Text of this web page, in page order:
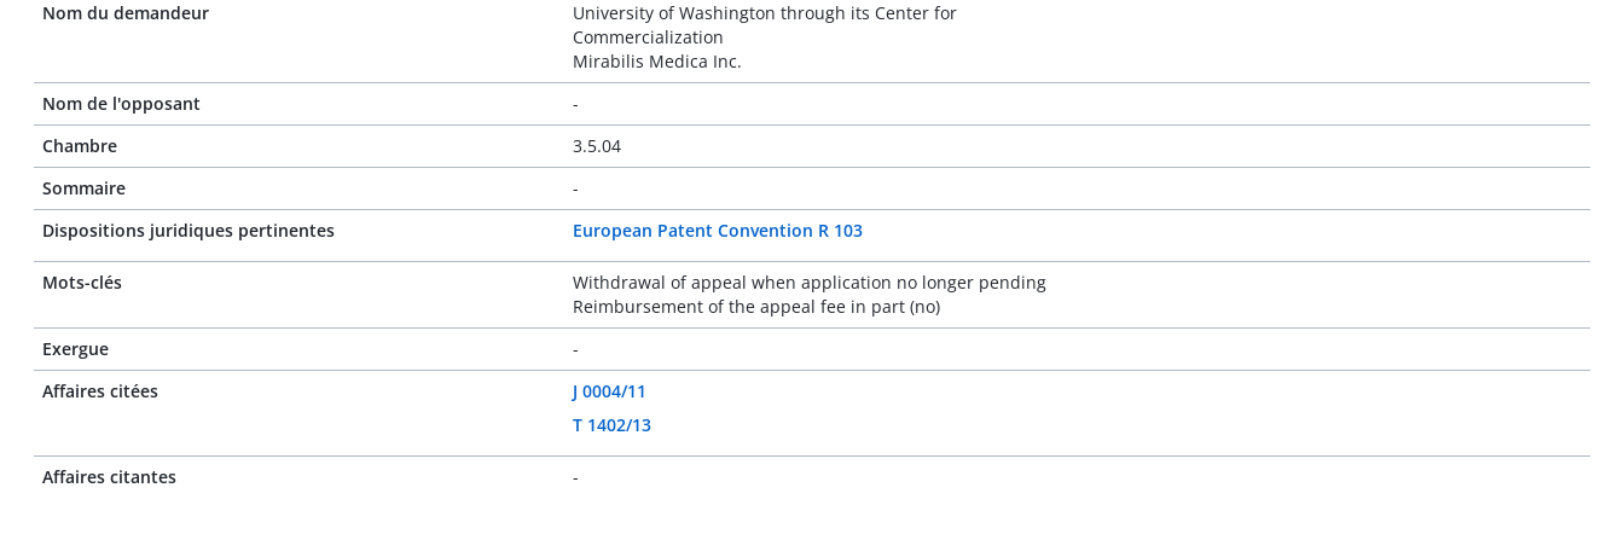
Nom du demandeur
University of Washington through its Center for
Commercialization
Mirabilis Medica Inc.
Nom de l'opposant
-
Chambre
3.5.04
Sommaire
-
Dispositions juridiques pertinentes
European Patent Convention R 103
Mots-clés
Withdrawal of appeal when application no longer pending
Reimbursement of the appeal fee in part (no)
Exergue
-
Affaires citées
J 0004/11
T 1402/13
Affaires citantes -